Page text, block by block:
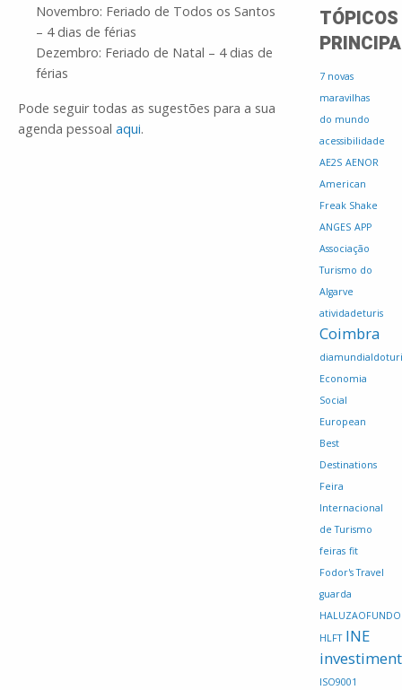
Novembro: Feriado de Todos os Santos
– 4 dias de férias
Dezembro: Feriado de Natal – 4 dias de
férias
Pode seguir todas as sugestões para a sua
agenda pessoal aqui.
TÓPICOS
7 novas
maravilhas
do mundo
acessibilidade
AE2S AENOR
American
Freak Shake
ANGES APP
Associação
Turismo do
Algarve
atividadeturis
Coimbra
Economia
Social
European
Best
Destinations
Feira
Internacional
de Turismo
feiras fit
Fodor's Travel
guarda
HLFT INE
ISO9001